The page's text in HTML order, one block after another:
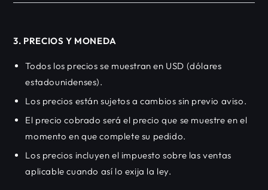
3. PRECIOS Y MONEDA
Todos los precios se muestran en USD (dólares
estadounidenses).
Los precios están sujetos a cambios sin previo aviso.
El precio cobrado será el precio que se muestre en el
momento en que complete su pedido.
Los precios incluyen el impuesto sobre las ventas
aplicable cuando así lo exija la ley.